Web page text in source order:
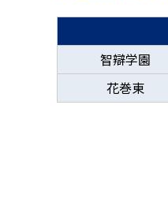
智辯学園
花巻東